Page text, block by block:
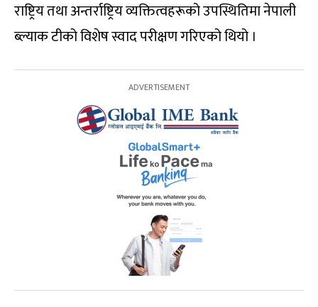
राष्ट्रिय तथा अन्तर्राष्ट्रिय व्यक्तित्वहरूको उपस्थितिमा नेपाली
ब्ल्याक टीको विशेष स्वाद परीक्षण गरिएको थियो ।